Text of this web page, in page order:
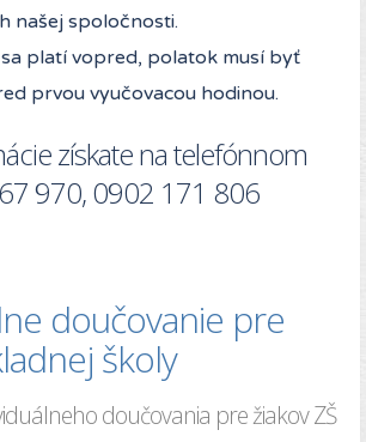
našej spoločnosti.
platí vopred, polatok musí byť
prvou vyučovacou hodinou.
získate na telefónnom
970, 0902 171 806
doučovanie pre
školy
doučovania pre žiakov ZŠ